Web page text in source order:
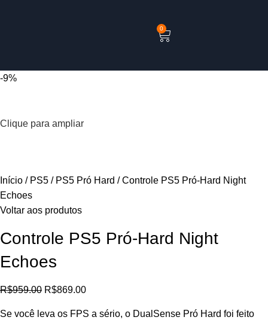
0
-9%
Clique para ampliar
Início PS5 PS5 Pró Hard
Controle PS5 Pró-Hard Night
Echoes
Voltar aos produtos
Controle PS5 Pró-Hard Night
Echoes
R$959.00 R$869.00
Se você leva os FPS a sério, o DualSense Pró Hard foi feito